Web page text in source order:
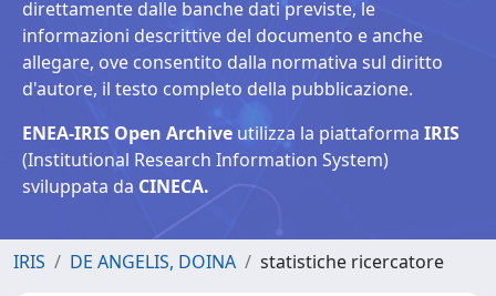
direttamente dalle banche dati previste, le
informazioni descrittive del documento e anche
allegare, ove consentito dalla normativa sul diritto
d'autore, il testo completo della pubblicazione.
ENEA-IRIS Open Archive utilizza la piattaforma IRIS
(Institutional Research Information System)
sviluppata da CINECA.
IRIS DE ANGELIS, DOINA statistiche ricercatore